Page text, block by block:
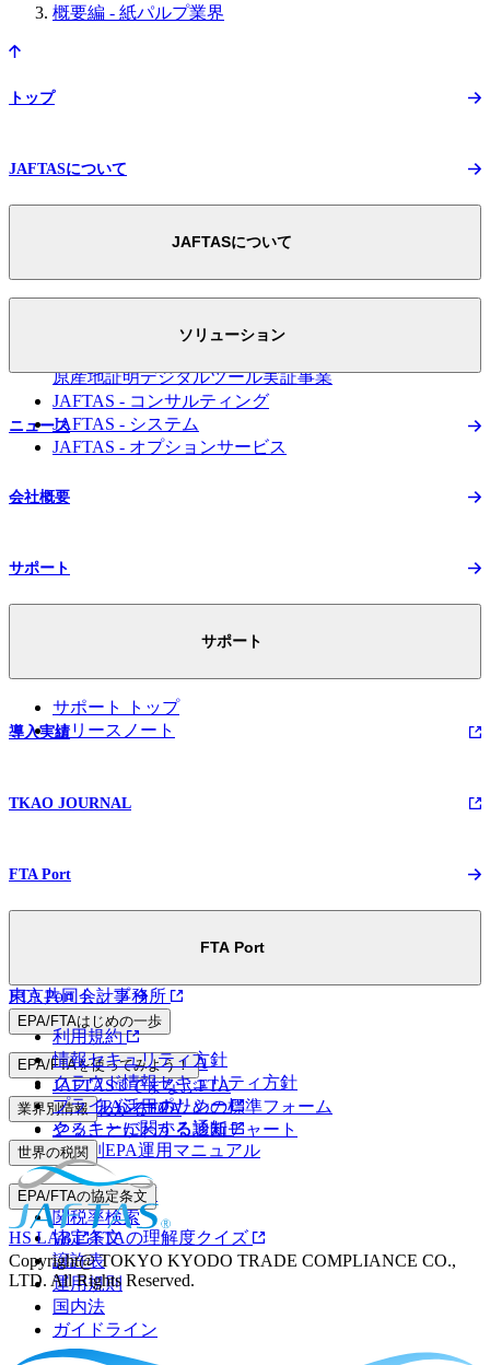
概要編 - 紙パルプ業界
トップ
JAFTASについて
JAFTASについて
スマートEPAへの取り組み
原産地証明デジタルツール実証事業
ソリューション
JAFTAS - コンサルティング
JAFTAS - システム
JAFTAS - オプションサービス
ニュース
会社概要
サポート
サポート
サポート トップ
リリースノート
導入実績
TKAO JOURNAL
FTA Port
FTA Port
FTA Port トップ
EPA/FTAはじめの一歩
マンガでわかるEPA
JAFTAS®でまなぶFTA
5分でわかるEPA
EPA/FTAを使ってみよう！
EPA/FTA活用のための標準フォーム
やることがわかる診断チャート
業界別情報
業界別EPA運用マニュアル
世界の税関
事前教示制度
関税率検索
EPA/FTAの協定条文
協定条文
譲許表
運用規則
国内法
ガイドライン
HS LAB FTAの理解度クイズ
東京共同会計事務所
利用規約
情報セキュリティ方針
クラウド情報セキュリティ方針
プライバシーポリシー
クッキーに関する通知
Copyright@ TOKYO KYODO TRADE COMPLIANCE CO.,
LTD. All Rights Reserved.